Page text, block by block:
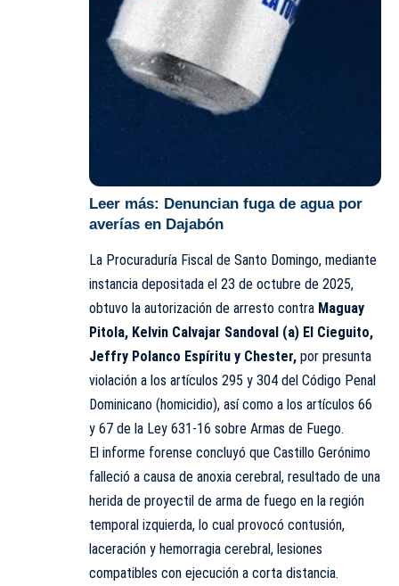
Leer más: Denuncian fuga de agua por
averías en Dajabón
La Procuraduría Fiscal de Santo Domingo, mediante
instancia depositada el 23 de octubre de 2025,
obtuvo la autorización de arresto contra Maguay
Pitola, Kelvin Calvajar Sandoval (a) El Cieguito,
Jeffry Polanco Espíritu y Chester, por presunta
violación a los artículos 295 y 304 del Código Penal
Dominicano (homicidio), así como a los artículos 66
y 67 de la Ley 631-16 sobre Armas de Fuego.
El informe forense concluyó que Castillo Gerónimo
falleció a causa de anoxia cerebral, resultado de una
herida de proyectil de arma de fuego en la región
temporal izquierda, lo cual provocó contusión,
laceración y hemorragia cerebral, lesiones
compatibles con ejecución a corta distancia.